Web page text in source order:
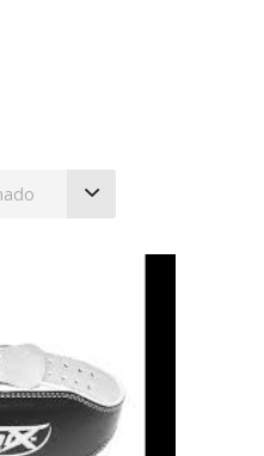
CARRITO